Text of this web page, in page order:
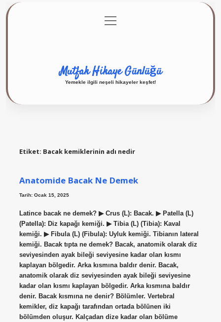
Gizlilik Politikası
menüyü
aç
Mutfak Hikaye Günlüğü
Yemekle ilgili neşeli hikayeler keşfet!
Etiket: Bacak kemiklerinin adı nedir
Anatomide Bacak Ne Demek
Tarih: Ocak 15, 2025
Latince bacak ne demek? ▶ Crus (L): Bacak. ▶ Patella (L)
(Patella): Diz kapağı kemiği. ▶ Tibia (L) (Tibia): Kaval
kemiği. ▶ Fibula (L) (Fibula): Uyluk kemiği. Tibianın lateral
kemiği. Bacak tıpta ne demek? Bacak, anatomik olarak diz
seviyesinden ayak bileği seviyesine kadar olan kısmı
kaplayan bölgedir. Arka kısmına baldır denir. Bacak,
anatomik olarak diz seviyesinden ayak bileği seviyesine
kadar olan kısmı kaplayan bölgedir. Arka kısmına baldır
denir. Bacak kısmına ne denir? Bölümler. Vertebral
kemikler, diz kapağı tarafından ortada bölünen iki
bölümden oluşur. Kalçadan dize kadar olan bölüme